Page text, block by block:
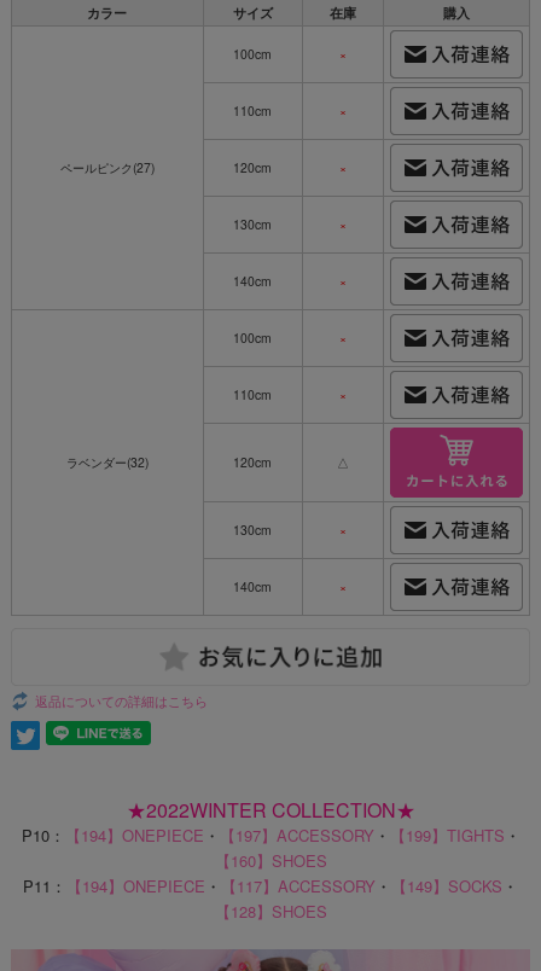
カラー サイズ 在庫 購入
ペールピンク(27)
100cm ×
110cm ×
120cm ×
130cm ×
140cm ×
ラベンダー(32)
100cm ×
110cm ×
120cm △
130cm ×
140cm ×
返品についての詳細はこちら
★2022WINTER COLLECTION★
P10： 【194】ONEPIECE ・ 【197】ACCESSORY ・ 【199】TIGHTS ・
【160】SHOES
P11：
【194】ONEPIECE ・ 【117】ACCESSORY ・ 【149】SOCKS ・
【128】SHOES